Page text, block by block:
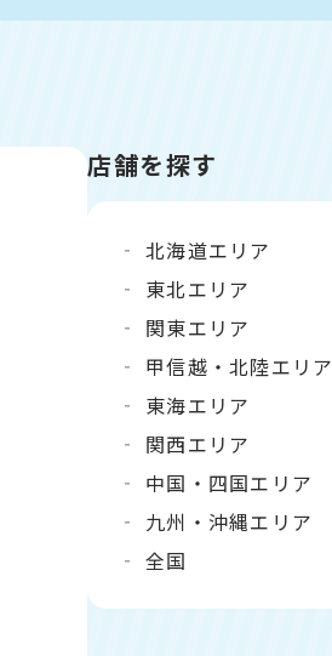
店舗を探す
北海道エリア
東北エリア
関東エリア
甲信越・北陸エリア
東海エリア
関西エリア
中国・四国エリア
九州・沖縄エリア
全国